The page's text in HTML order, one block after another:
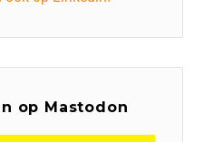
op Mastodon